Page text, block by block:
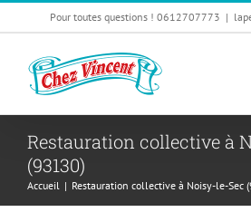
au
contenu
Pour toutes questions ! 0612707773 |
Restauration collective à
(93130)
Accueil | Restauration collective à Noisy-le-Sec